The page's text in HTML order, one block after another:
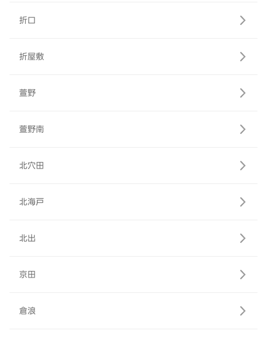
折口
折屋敷
萱野
萱野南
北穴田
北海戸
北出
京田
倉浪